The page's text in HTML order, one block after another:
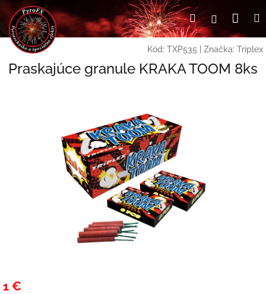
obsah
Hľadať
Kód: TXP535 Značka: Triplex
Praskajúce granule KRAKA TOOM 8ks
1 €